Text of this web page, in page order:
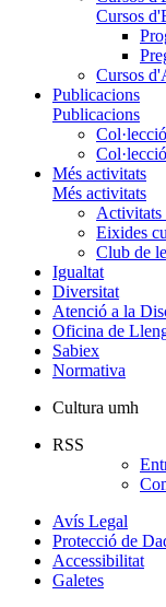
Cursos
Cursos
Publicacions
Publicacions
Més activitats
Més activitats
Activitats
Eixides
Club de
Igualtat
Diversitat
Atenció a la
Oficina de
Sabiex
Normativa
Cultura umh
RSS
Avís Legal
Protecció de
Accessibilitat
Galetes